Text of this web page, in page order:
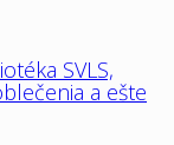
SVLS,
a ešte